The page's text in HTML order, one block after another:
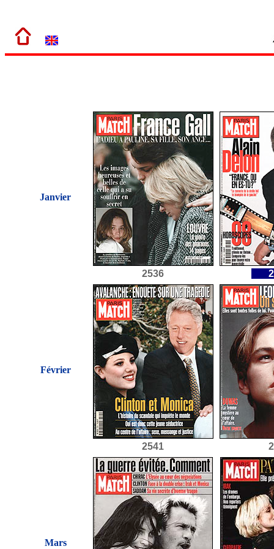
Janvier
2536
Février
2541
Mars